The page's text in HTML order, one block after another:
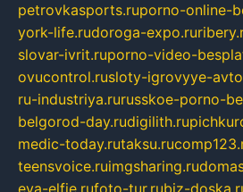
petrovkasports.ruporno-online-
york-life.rudoroga-expo.ru
slovar-ivrit.ruporno-video-
ovucontrol.rusloty-igrovyye-
ru-industriya.rurusskoe-porno-
belgorod-day.rudigilith.ru
medic-today.rutaksu.ru
teensvoice.ruimgsharing.ru